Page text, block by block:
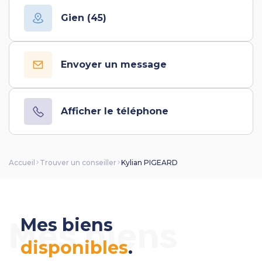
projet, jusqu'à la signature chez le notaire. Grâce au
réseau Advicim, votre bien sera largement diffusé sur
de nombreuses plateformes professionnelles afin de lui
Gien (45)
Envoyer un message
Afficher le téléphone
Accueil Trouver un conseiller Kylian PIGEARD
Mes biens
Mes biens
disponibles.